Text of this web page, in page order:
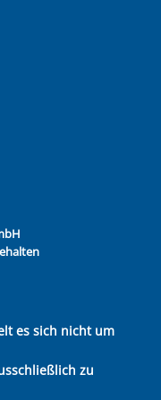
es sich nicht um
zu